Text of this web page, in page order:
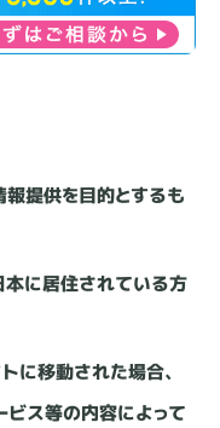
提供を目的とするも
に居住されている方
に移動された場合、
ス等の内容によって